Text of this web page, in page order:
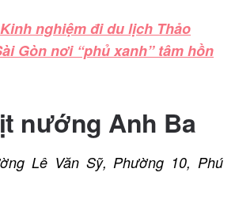
Kinh nghiệm đi du lịch Thảo
Gòn nơi “phủ xanh” tâm hồn
nướng Anh Ba
Lê Văn Sỹ, Phường 10, Phú